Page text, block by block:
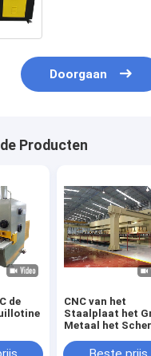
Doorgaan
Producten
de
CNC van het
Staalplaat het
Metaal het
de Machinemacht